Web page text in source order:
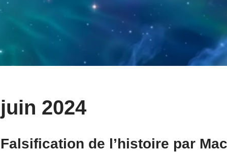
juin 2024
Falsification de l’histoire par